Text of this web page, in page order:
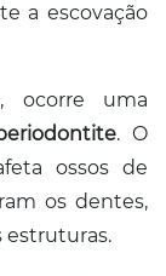
a escovação
ocorre uma
. O
ossos de
os dentes,
estruturas.